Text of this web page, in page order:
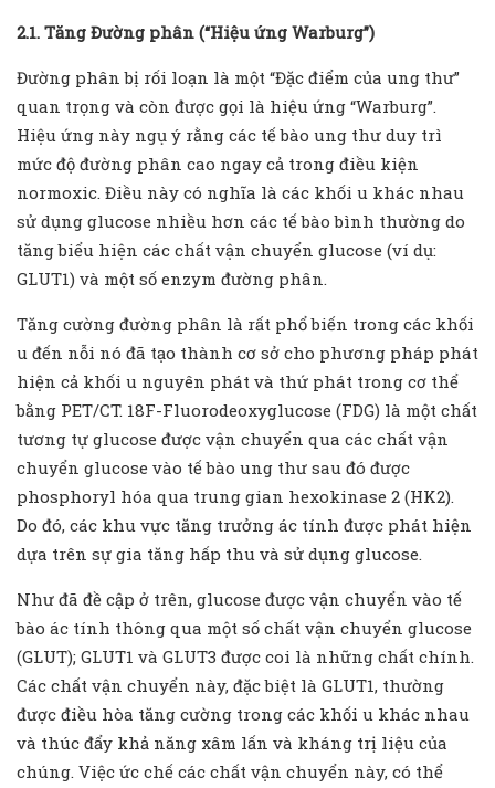
2.1. Tăng Đường phân (“Hiệu ứng Warburg”)
Đường phân bị rối loạn là một “Đặc điểm của ung thư”
quan trọng và còn được gọi là hiệu ứng “Warburg”.
Hiệu ứng này ngụ ý rằng các tế bào ung thư duy trì
mức độ đường phân cao ngay cả trong điều kiện
normoxic. Điều này có nghĩa là các khối u khác nhau
sử dụng glucose nhiều hơn các tế bào bình thường do
tăng biểu hiện các chất vận chuyển glucose (ví dụ:
GLUT1) và một số enzym đường phân.
Tăng cường đường phân là rất phổ biến trong các khối
u đến nỗi nó đã tạo thành cơ sở cho phương pháp phát
hiện cả khối u nguyên phát và thứ phát trong cơ thể
bằng PET/CT. 18F-Fluorodeoxyglucose (FDG) là một chất
tương tự glucose được vận chuyển qua các chất vận
chuyển glucose vào tế bào ung thư sau đó được
phosphoryl hóa qua trung gian hexokinase 2 (HK2).
Do đó, các khu vực tăng trưởng ác tính được phát hiện
dựa trên sự gia tăng hấp thu và sử dụng glucose.
Như đã đề cập ở trên, glucose được vận chuyển vào tế
bào ác tính thông qua một số chất vận chuyển glucose
(GLUT); GLUT1 và GLUT3 được coi là những chất chính.
Các chất vận chuyển này, đặc biệt là GLUT1, thường
được điều hòa tăng cường trong các khối u khác nhau
và thúc đẩy khả năng xâm lấn và kháng trị liệu của
chúng. Việc ức chế các chất vận chuyển này, có thể